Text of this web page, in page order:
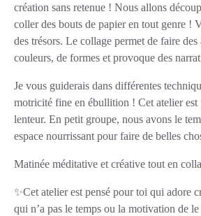
création sans retenue ! Nous allons
coller des bouts de papier en tout genre !
des trésors. Le collage permet de faire des
couleurs, de formes et provoque des
Je vous guiderais dans différentes
motricité fine en ébullition ! Cet atelier est
lenteur. En petit groupe, nous avons le
espace nourrissant pour faire de belles
Matinée méditative et créative tout en
✨Cet atelier est pensé pour toi qui adore
qui n’a pas le temps ou la motivation de